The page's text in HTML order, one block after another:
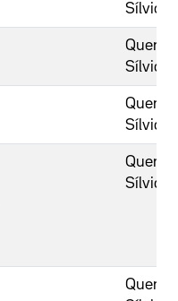
Sílvia
Quer,
Sílvia
Quer,
Sílvia
Quer,
Sílvia
Quer,